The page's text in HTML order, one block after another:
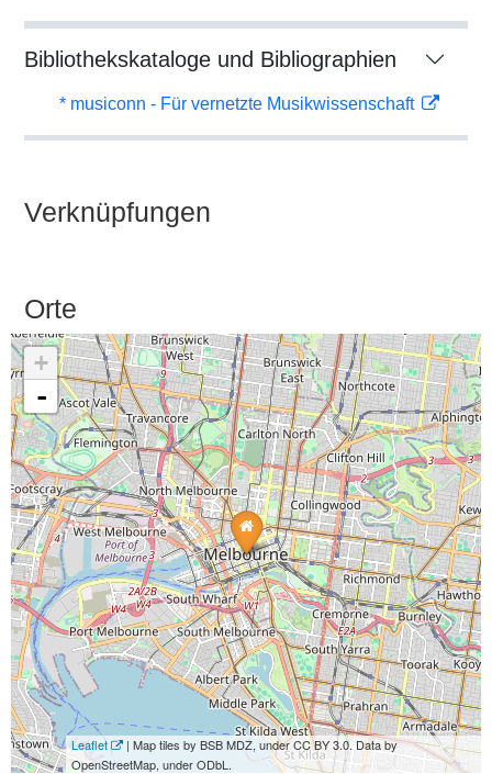
Bibliothekskataloge und Bibliographien
* musiconn - Für vernetzte Musikwissenschaft
Verknüpfungen
Orte
+
-
Leaflet
| Map tiles by BSB MDZ, under CC BY 3.0. Data by
OpenStreetMap, under ODbL.